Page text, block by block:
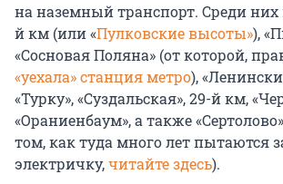
на наземный транспорт. Среди них
й км (или «Пулковские высоты»),
«Сосновая Поляна» (от которой,
«уехала» станция метро),
«Турку», «Суздальская», 29-й км,
«Ораниенбаум», а также
том, как туда много лет пытаются
электричку,читайте здесь).